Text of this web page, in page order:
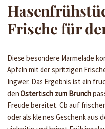
Frische für
Diese besondere Marmelade
Äpfeln mit der spritzigen
Ingwer. Das Ergebnis ist ein
den Ostertisch zum Brunch
Freude bereitet. Ob auf
oder als kleines Geschenk aus